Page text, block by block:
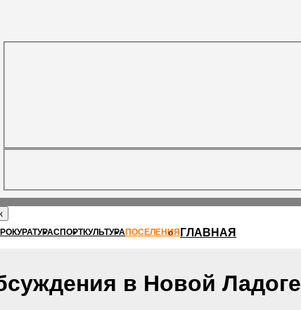
СПОРТКУЛЬТУРАПОСЕЛЕНИЯ ГЛАВНАЯ
в Новой Ладоге